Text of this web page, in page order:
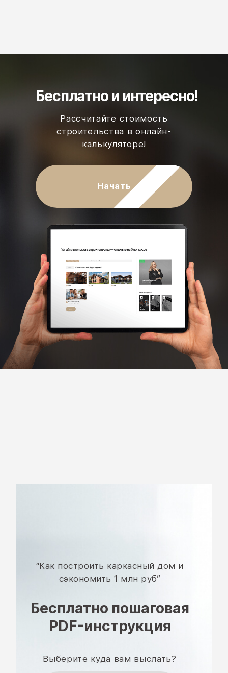
Бесплатнои интересно!
Рассчитайте стоимость
строительства в онлайн-
калькуляторе!
Начать
“Как построить каркасный дом и
сэкономить 1 млн руб”
Бесплатно пошаговая
PDF-инструкция
Выберите куда вам выслать?